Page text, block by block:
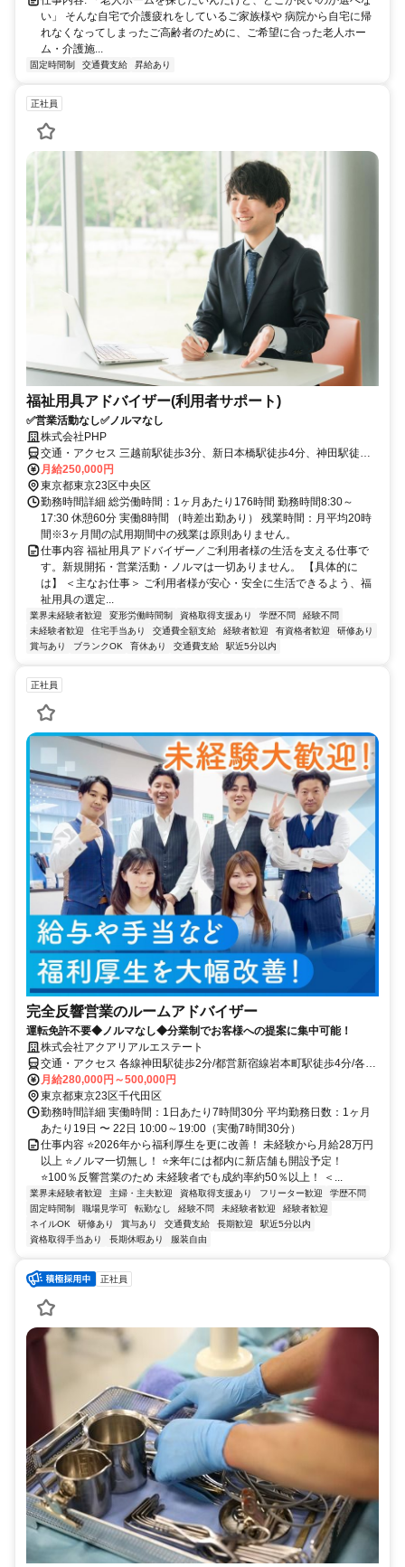
い」 そんな自宅で介護疲れをしているご家族様や 病院から自宅に帰
れなくなってしまったご高齢者のために、ご希望に合った老人ホー
ム・介護施...
固定時間制 交通費支給 昇給あり
正社員
福祉用具アドバイザー(利用者サポート)
✅営業活動なし✅ノルマなし
株式会社PHP
交通・アクセス 三越前駅徒歩3分、新日本橋駅徒歩4分、神田駅徒歩6
分、東京駅徒歩7分
月給250,000円
東京都東京23区中央区
勤務時間詳細 総労働時間：1ヶ月あたり176時間 勤務時間8:30～
17:30 休憩60分 実働8時間 （時差出勤あり） 残業時間：月平均20時
間※3ヶ月間の試用期間中の残業は原則ありません。
仕事内容 福祉用具アドバイザー／ご利用者様の生活を支える仕事で
す。新規開拓・営業活動・ノルマは一切ありません。 【具体的に
は】 ＜主なお仕事＞ ご利用者様が安心・安全に生活できるよう、福
祉用具の選定...
業界未経験者歓迎 変形労働時間制 資格取得支援あり 学歴不問
経験不問
未経験者歓迎
住宅手当あり 交通費全額支給 経験者歓迎 有資格者歓迎
研修あり
賞与あり
ブランクOK 育休あり 交通費支給 駅近5分以内
正社員
完全反響営業のルームアドバイザー
運転免許不要◆ノルマなし◆分業制でお客様への提案に集中可能！
株式会社アクアリアルエステート
交通・アクセス 各線神田駅徒歩2分/都営新宿線岩本町駅徒歩4分/各線
秋葉原駅徒歩10分
月給280,000円～500,000円
東京都東京23区千代田区
勤務時間詳細 実働時間：1日あたり7時間30分 平均勤務日数：1ヶ月
あたり19日 〜 22日 10:00～19:00（実働7時間30分）
仕事内容 ⭐2026年から福利厚生を更に改善！ 未経験から月給28万円
以上 ⭐ノルマ一切無し！ ⭐来年には都内に新店舗も開設予定！
⭐100％反響営業のため 未経験者でも成約率約50％以上！ ＜...
業界未経験者歓迎 主婦・主夫歓迎 資格取得支援あり フリーター歓迎
学歴不問
固定時間制
職場見学可 転勤なし 経験不問 未経験者歓迎
経験者歓迎
ネイルOK
研修あり 賞与あり 交通費支給 長期歓迎
駅近5分以内
資格取得手当あり
長期休暇あり 服装自由
正社員